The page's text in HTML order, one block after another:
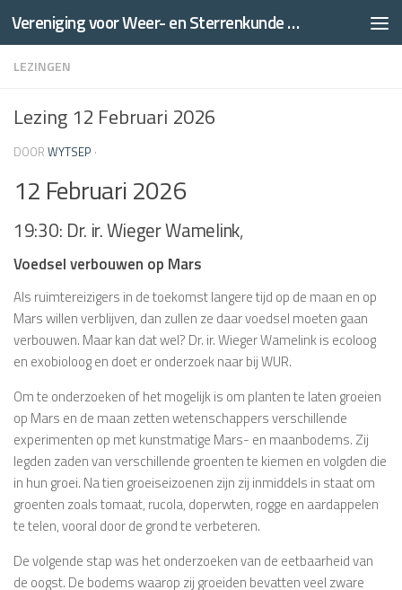
Doorgaan naar inhoud Vereniging voor Weer- en Sterrenkunde Thales
LEZINGEN
Lezing 12 Februari 2026
DOOR WYTSEP ·
12 Februari 2026
19:30: Dr. ir. Wieger Wamelink,
Voedsel verbouwen op Mars
Als ruimtereizigers in de toekomst langere tijd op de maan en op
Mars willen verblijven, dan zullen ze daar voedsel moeten gaan
verbouwen. Maar kan dat wel? Dr. ir. Wieger Wamelink is ecoloog
en exobioloog en doet er onderzoek naar bij WUR.
Om te onderzoeken of het mogelijk is om planten te laten groeien
op Mars en de maan zetten wetenschappers verschillende
experimenten op met kunstmatige Mars- en maanbodems. Zij
legden zaden van verschillende groenten te kiemen en volgden die
in hun groei. Na tien groeiseizoenen zijn zij inmiddels in staat om
groenten zoals tomaat, rucola, doperwten, rogge en aardappelen
te telen, vooral door de grond te verbeteren.
De volgende stap was het onderzoeken van de eetbaarheid van
de oogst. De bodems waarop zij groeiden bevatten veel zware